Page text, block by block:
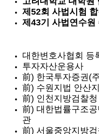
제52회 사법시험
제43기 사법연수원
대한변호사협회 등
투자자산운용사
前) 한국투자증권(
前) 수원지법 안산
前) 인천지방검찰
前) 대한법률구조
관
前) 서울중앙지방